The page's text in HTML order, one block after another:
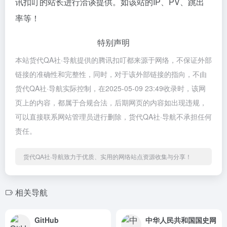
率等！
特别声明
本站货代QA社·导航提供的腾讯扣叮都来源于网络，不保证外部
链接的准确性和完整性，同时，对于该外部链接的指向，不由
货代QA社·导航实际控制，在2025-05-09 23:49收录时，该网
页上的内容，都属于合规合法，后期网页的内容如出现违规，
可以直接联系网站管理员进行删除，货代QA社·导航不承担任何
责任。
货代QA社·导航致力于优质、实用的网络站点资源收集与分享！
相关导航
GitHub 中华人民共和国国史网